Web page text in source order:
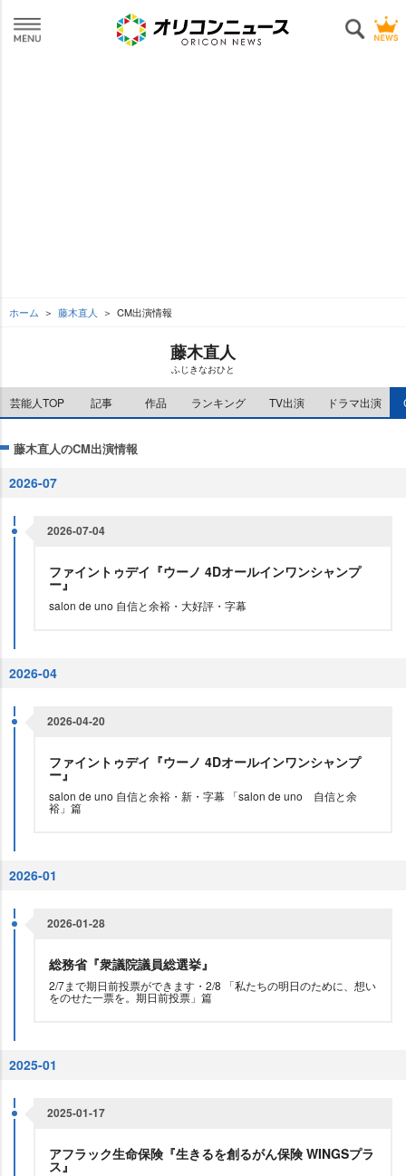
ホーム 藤木直人 CM出演情報
藤木直人
ふじきなおひと
芸能人TOP 記事 作品 ランキング TV出演 ドラマ出演
藤木直人のCM出演情報
2026-07
2026-07-04
ファイントゥデイ『ウーノ 4Dオールインワンシャンプ
ー』
salon de uno 自信と余裕・大好評・字幕
2026-04
2026-04-20
ファイントゥデイ『ウーノ 4Dオールインワンシャンプ
ー』
salon de uno 自信と余裕・新・字幕 「salon de uno 自信と余
裕」篇
2026-01
2026-01-28
総務省『衆議院議員総選挙』
2/7まで期日前投票ができます・2/8 「私たちの明日のために、想い
をのせた一票を。期日前投票」篇
2025-01
2025-01-17
アフラック生命保険『生きるを創るがん保険 WINGSプラ
ス』